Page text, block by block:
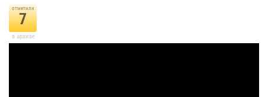
отметили
7
в архиве